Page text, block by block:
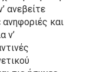
ανεβείτε
και
ν’